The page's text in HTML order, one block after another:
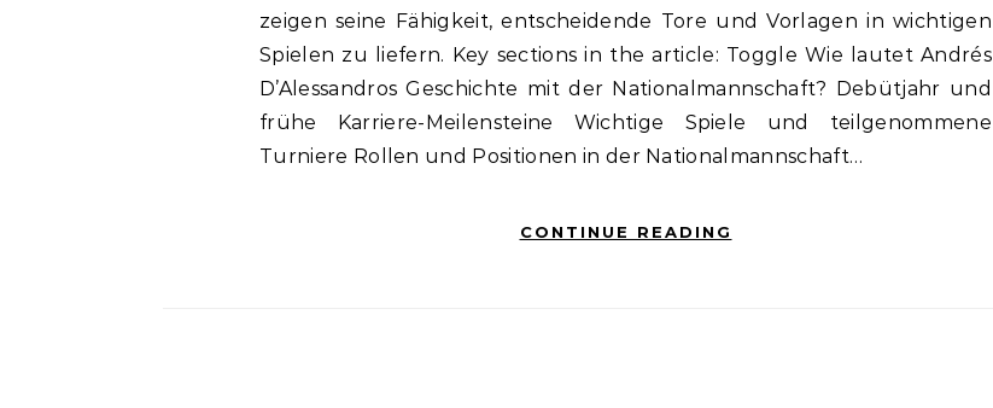
zeigen seine Fähigkeit, entscheidende Tore und Vorlagen in wichtigen
Spielen zu liefern. Key sections in the article: Toggle Wie lautet Andrés
D’Alessandros Geschichte mit der Nationalmannschaft? Debütjahr und
frühe Karriere-Meilensteine Wichtige Spiele und teilgenommene
Turniere Rollen und Positionen in der Nationalmannschaft…
CONTINUE READING